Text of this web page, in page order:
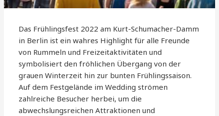
Das Frühlingsfest 2022 am Kurt-Schumacher-Damm
in Berlin ist ein wahres Highlight für alle Freunde
von Rummeln und Freizeitaktivitäten und
symbolisiert den fröhlichen Übergang von der
grauen Winterzeit hin zur bunten Frühlingssaison.
Auf dem Festgelände im Wedding strömen
zahlreiche Besucher herbei, um die
abwechslungsreichen Attraktionen und